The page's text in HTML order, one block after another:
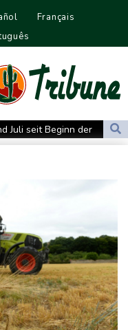
Français
Juli seit Beginn der
Angriffe auf Iran: "Halten
Messi nimmt Abschied
Nelson: "RIP, Legende"
als 200